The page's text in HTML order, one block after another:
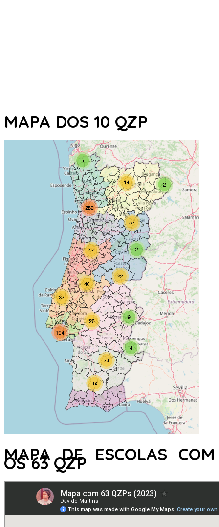
MAPA DOS 10 QZP
MAPA DE ESCOLAS COM
OS 63 QZP